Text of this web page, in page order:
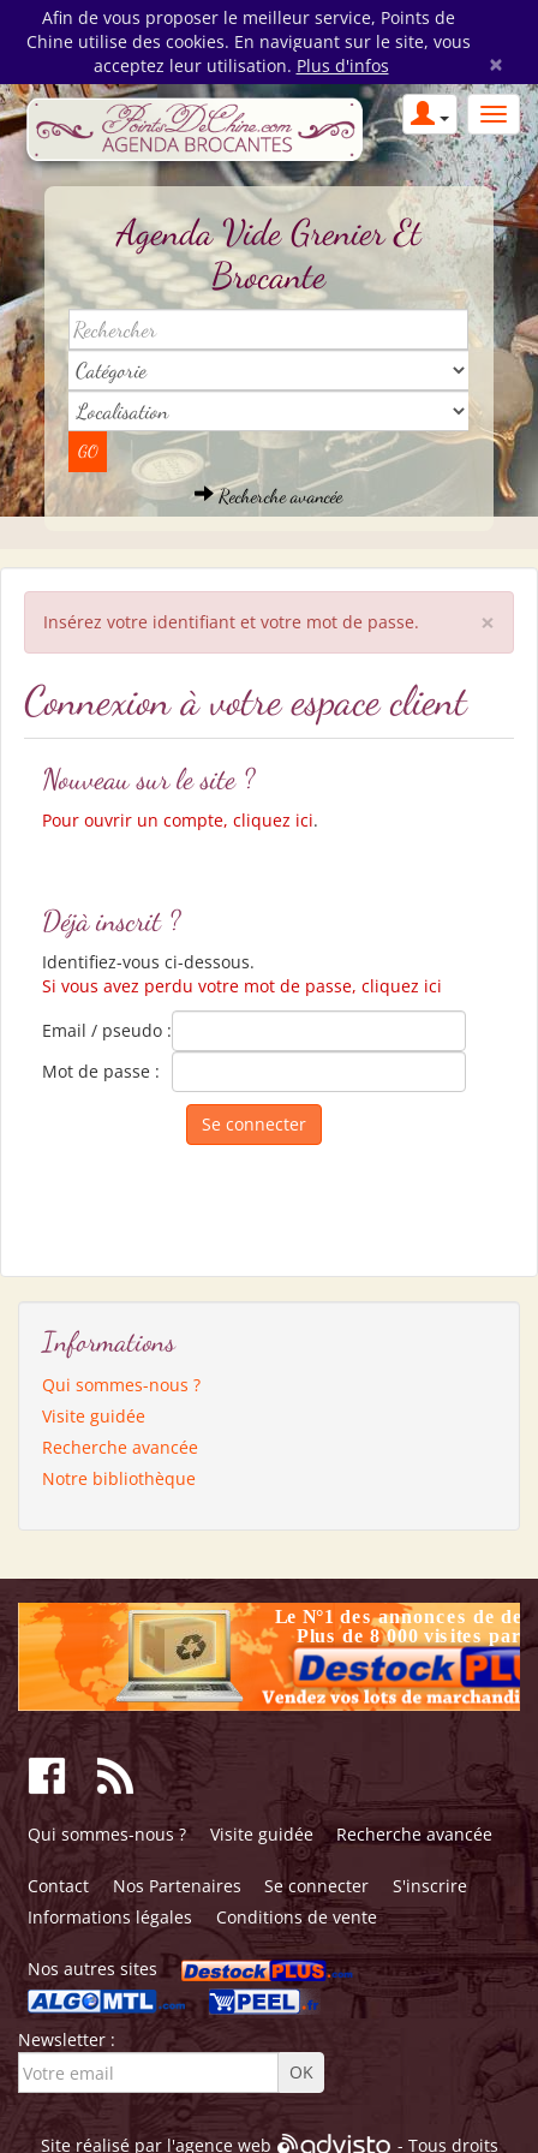
Afin de vous proposer le meilleur service, Points de
Chine utilise des cookies. En naviguant sur le site, vous
acceptez leur utilisation. Plus d'infos ×
Agenda Vide Grenier Et
Brocante
Recherche avancée
×
Insérez votre identifiant et votre mot de passe.
Connexion à votre espace client
Nouveau sur le site ?
Pour ouvrir un compte, cliquez ici.
Déjà inscrit ?
Identifiez-vous ci-dessous.
Si vous avez perdu votre mot de passe, cliquez ici
Email / pseudo :
Mot de passe :
Informations
Qui sommes-nous ?
Visite guidée
Recherche avancée
Notre bibliothèque
Qui sommes-nous ? Visite guidée Recherche avancée
Contact Nos Partenaires Se connecter
S'inscrire
Informations légales
Conditions de vente
Nos autres sites
Newsletter :
Site réalisé par l'agence web - Tous droits